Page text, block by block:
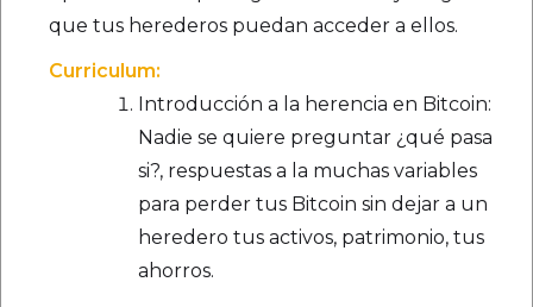
que tus herederos puedan acceder a ellos.
Curriculum:
Introducción a la herencia en Bitcoin:
Nadie se quiere preguntar ¿qué pasa
si?, respuestas a la muchas variables
para perder tus Bitcoin sin dejar a un
heredero tus activos, patrimonio, tus
ahorros.